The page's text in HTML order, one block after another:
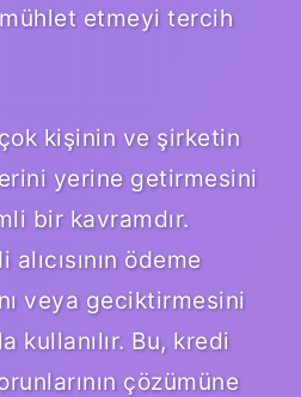
etmeyi tercih
kişinin ve şirketin
yerine getirmesini
bir kavramdır.
ödeme
veya geciktirmesini
kullanılır. Bu, kredi
çözümüne